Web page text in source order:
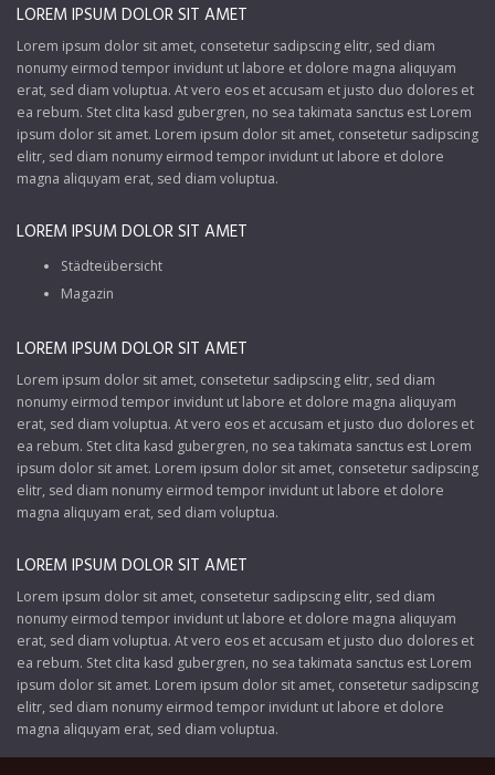
LOREM IPSUM DOLOR SIT AMET
Lorem ipsum dolor sit amet, consetetur sadipscing elitr, sed diam
nonumy eirmod tempor invidunt ut labore et dolore magna aliquyam
erat, sed diam voluptua. At vero eos et accusam et justo duo dolores et
ea rebum. Stet clita kasd gubergren, no sea takimata sanctus est Lorem
ipsum dolor sit amet. Lorem ipsum dolor sit amet, consetetur sadipscing
elitr, sed diam nonumy eirmod tempor invidunt ut labore et dolore
magna aliquyam erat, sed diam voluptua.
LOREM IPSUM DOLOR SIT AMET
Städteübersicht
Magazin
LOREM IPSUM DOLOR SIT AMET
Lorem ipsum dolor sit amet, consetetur sadipscing elitr, sed diam
nonumy eirmod tempor invidunt ut labore et dolore magna aliquyam
erat, sed diam voluptua. At vero eos et accusam et justo duo dolores et
ea rebum. Stet clita kasd gubergren, no sea takimata sanctus est Lorem
ipsum dolor sit amet. Lorem ipsum dolor sit amet, consetetur sadipscing
elitr, sed diam nonumy eirmod tempor invidunt ut labore et dolore
magna aliquyam erat, sed diam voluptua.
LOREM IPSUM DOLOR SIT AMET
Lorem ipsum dolor sit amet, consetetur sadipscing elitr, sed diam
nonumy eirmod tempor invidunt ut labore et dolore magna aliquyam
erat, sed diam voluptua. At vero eos et accusam et justo duo dolores et
ea rebum. Stet clita kasd gubergren, no sea takimata sanctus est Lorem
ipsum dolor sit amet. Lorem ipsum dolor sit amet, consetetur sadipscing
elitr, sed diam nonumy eirmod tempor invidunt ut labore et dolore
magna aliquyam erat, sed diam voluptua.